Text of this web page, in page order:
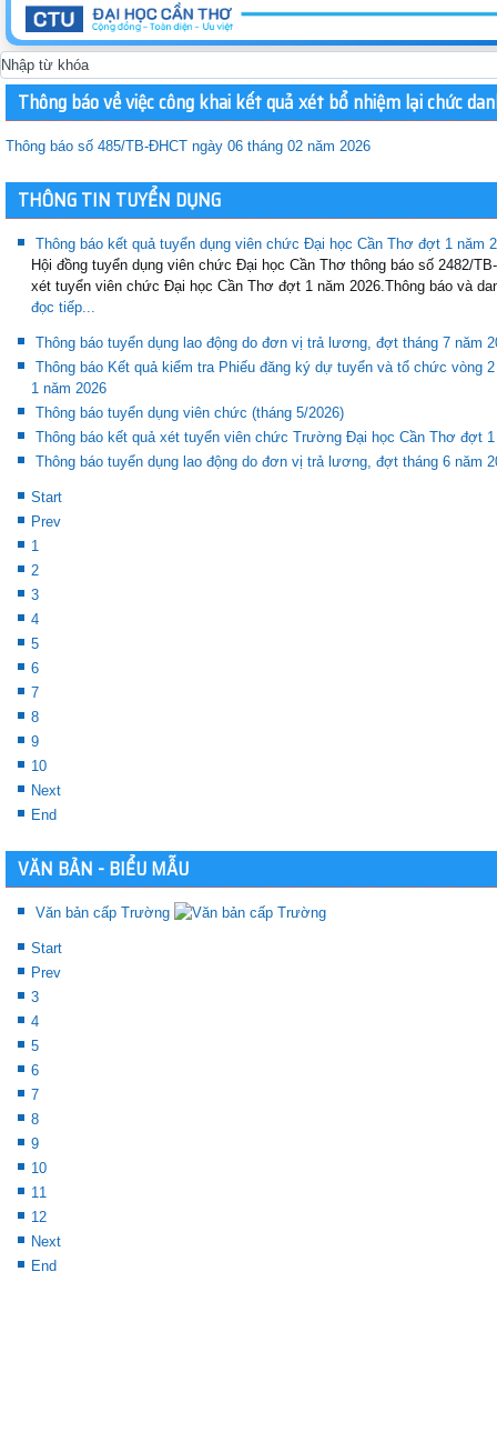
Thông báo về việc công khai kết quả xét bổ nhiệm lại chức
Thông báo số 485/TB-ĐHCT ngày 06 tháng 02 năm 2026
THÔNG TIN TUYỂN DỤNG
Thông báo kết quả tuyển dụng viên chức Đại học Cần Thơ đợt 1 năm
Hội đồng tuyển dụng viên chức Đại học Cần Thơ thông báo số 2482/
xét tuyển viên chức Đại học Cần Thơ đợt 1 năm 2026.Thông báo và
đọc tiếp...
Thông báo tuyển dụng lao động do đơn vị trả lương, đợt tháng 7 năm
Thông báo Kết quả kiểm tra Phiếu đăng ký dự tuyển và tổ chức
1 năm 2026
Thông báo tuyển dụng viên chức (tháng 5/2026)
Thông báo kết quả xét tuyển viên chức Trường Đại học Cần Thơ đợt 1
Thông báo tuyển dụng lao động do đơn vị trả lương, đợt tháng 6 năm
Start
Prev
1
2
3
4
5
6
7
8
9
10
Next
End
VĂN BẢN - BIỂU MẪU
Văn bản cấp Trường
Start
Prev
3
4
5
6
7
8
9
10
11
12
Next
End